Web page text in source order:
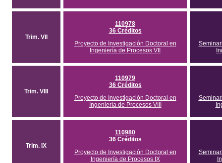
Trim. VII
110978
36 Créditos
Proyecto de Investigación Doctoral en
Ingeniería de Procesos VII
Trim. VIII
110979
36 Créditos
Proyecto de Investigación Doctoral en
Ingeniería de Procesos VIII
Trim. IX
110980
36 Créditos
Proyecto de Investigación Doctoral en
Ingeniería de Procesos IX